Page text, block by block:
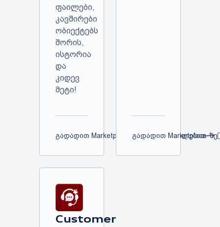
ფაილები,
კავშირები
ობიექტებს
შორის,
ისტორია
და
კიდევ
მეტი!
გადადით Marketplace-ზე დაწვრილებით
გადადით Marketplace-ზე
Customer